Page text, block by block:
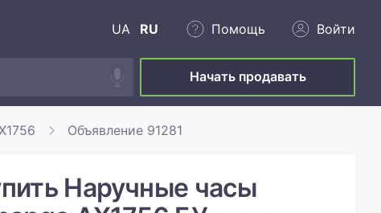
UA RU Помощь Войти
Начать продавать
Объявление 91281
Наручные часы